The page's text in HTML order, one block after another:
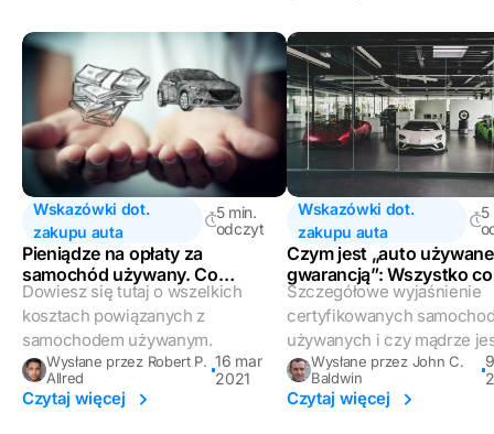
Wskazówki dot.
zakupu auta
5 min.
odczyt
Pieniądze na opłaty za
samochód używany. Co
powinieneś wiedzieć.
Dowiesz się tutaj o wszelkich
kosztach powiązanych z
samochodem używanym.
Wysłane przez Robert P.
Allred
16 mar
2021
Czytaj więcej
Wskazówki dot.
zakupu auta
5
Czym jest „auto
gwarancją”: Wszystko co
musisz wiedzieć
Szczegółowe wyjaśnienie
certyfikowanych
używanych i czy mądrze
Wysłane przez John C.
Baldwin
Czytaj więcej